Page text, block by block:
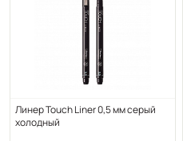
Линер Touch Liner 0,5 мм серый
холодный